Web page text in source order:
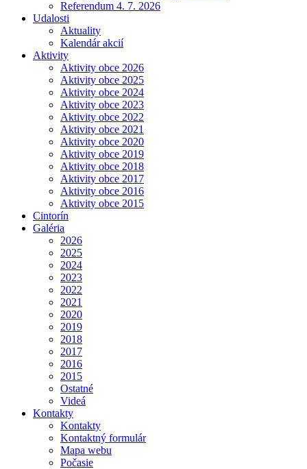
Referendum 4. 7. 2026
Udalosti
Aktuality
Kalendár akcií
Aktivity
Aktivity obce 2026
Aktivity obce 2025
Aktivity obce 2024
Aktivity obce 2023
Aktivity obce 2022
Aktivity obce 2021
Aktivity obce 2020
Aktivity obce 2019
Aktivity obce 2018
Aktivity obce 2017
Aktivity obce 2016
Aktivity obce 2015
Cintorín
Galéria
2026
2025
2024
2023
2022
2021
2020
2019
2018
2017
2016
2015
Ostatné
Videá
Kontakty
Kontakty
Kontaktný formulár
Mapa webu
Počasie